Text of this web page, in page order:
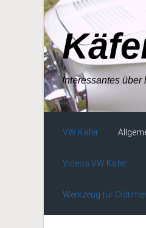
Zum Hauptinhalt springen
Interessantes über
VW Käfer
Videos VW Käfer
Werkzeug für